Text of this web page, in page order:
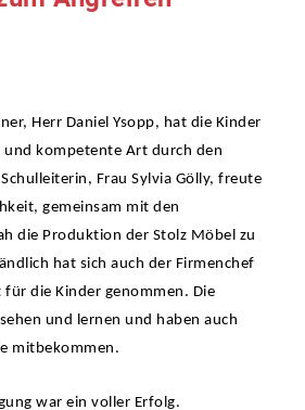
Herr Daniel Ysopp, hat die Kinder
kompetente Art durch den
Frau Sylvia Gölly, freute
gemeinsam mit den
die Produktion der Stolz Möbel zu
hat sich auch der Firmenchef
für die Kinder genommen. Die
und lernen und haben auch
mitbekommen.
war ein voller Erfolg.